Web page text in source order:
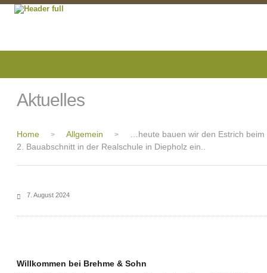
Aktuelles
Home > Allgemein >
…heute bauen wir den Estrich beim
2. Bauabschnitt in der Realschule in Diepholz ein..
7. August 2024
Willkommen bei Brehme & Sohn